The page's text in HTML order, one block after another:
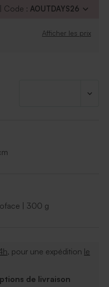
Code : AOUTDAYS26
Afficher les prix
| 300 g
, pour une expédition le
de livraison